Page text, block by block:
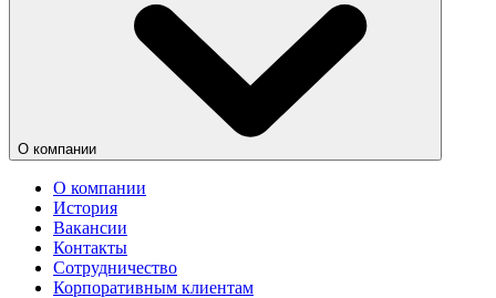
О компании
О компании
История
Вакансии
Контакты
Сотрудничество
Корпоративным клиентам